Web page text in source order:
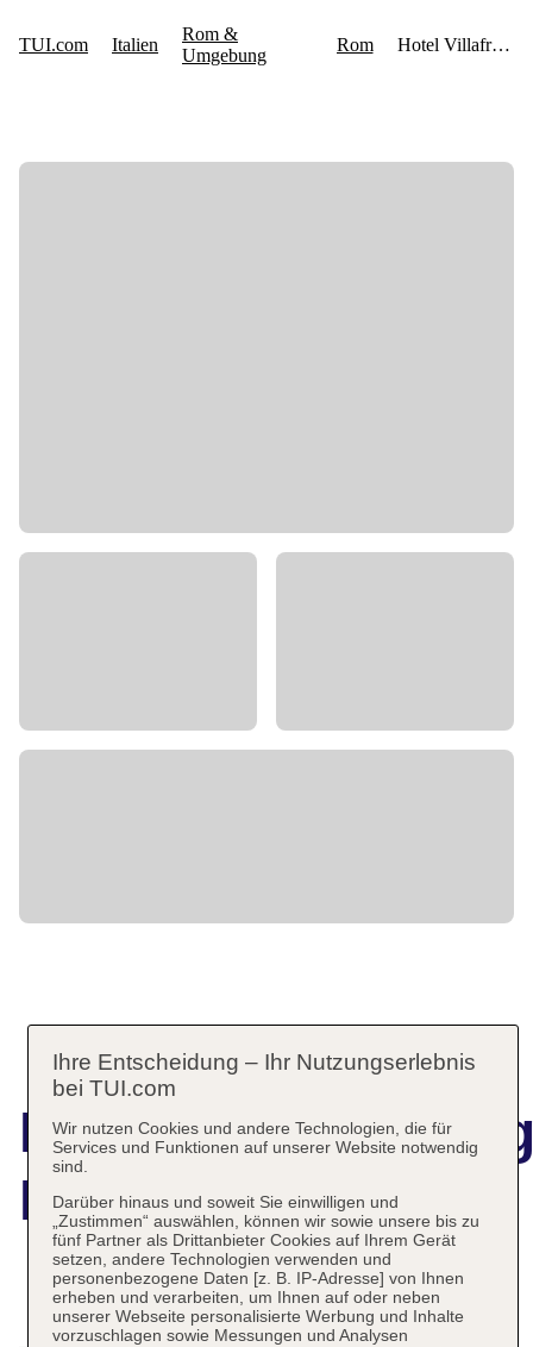
Hotel Villafranca
Das bietet Ihre Unterkunft
Ihre Entscheidung – Ihr Nutzungserlebnis
bei TUI.com
Wir nutzen Cookies und andere Technologien, die für
Services und Funktionen auf unserer Website notwendig
sind.
Darüber hinaus und soweit Sie einwilligen und
„Zustimmen“ auswählen, können wir sowie unsere bis zu
fünf Partner als Drittanbieter Cookies auf Ihrem Gerät
setzen, andere Technologien verwenden und
personenbezogene Daten [z. B. IP-Adresse] von Ihnen
erheben und verarbeiten, um Ihnen auf oder neben
unserer Webseite personalisierte Werbung und Inhalte
vorzuschlagen sowie Messungen und Analysen